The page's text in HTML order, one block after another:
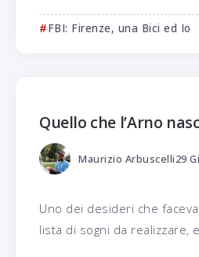
FBI: Firenze, una Bici ed Io
Quello che l’Arno
Maurizio Arbuscelli29
Uno dei desideri che
lista di sogni da realizzare,